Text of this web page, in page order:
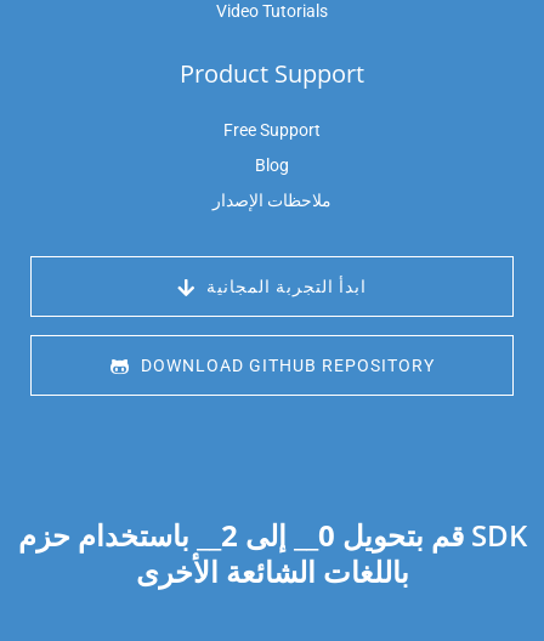
Video Tutorials
Product Support
Free Support
Blog
ملاحظات الإصدار
ابدأ التجربة المجانية
DOWNLOAD GITHUB REPOSITORY
قم بتحويل 0 __ إلى 2 __ باستخدام حزم SDK
باللغات الشائعة الأخرى